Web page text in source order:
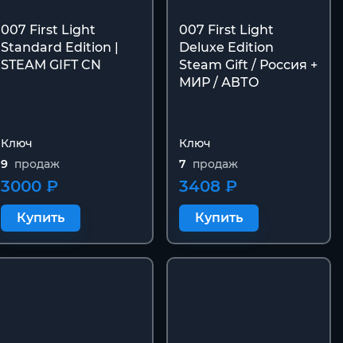
007 First Light
Standard Edition |
STEAM GIFT CN
Ключ
9 продаж
3000 ₽
Купить
007 First Light
Deluxe Edition
Steam Gift / Россия +
МИР / АВТО
Ключ
7 продаж
3408 ₽
Купить